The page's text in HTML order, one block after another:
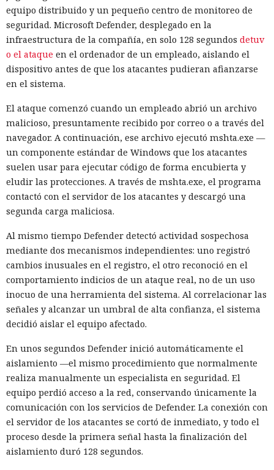
equipo distribuido y un pequeño centro de monitoreo de
seguridad. Microsoft Defender, desplegado en la
infraestructura de la compañía, en solo 128 segundos detuv
o el ataque en el ordenador de un empleado, aislando el
dispositivo antes de que los atacantes pudieran afianzarse
en el sistema.
El ataque comenzó cuando un empleado abrió un archivo
malicioso, presuntamente recibido por correo o a través del
navegador. A continuación, ese archivo ejecutó mshta.exe —
un componente estándar de Windows que los atacantes
suelen usar para ejecutar código de forma encubierta y
eludir las protecciones. A través de mshta.exe, el programa
contactó con el servidor de los atacantes y descargó una
segunda carga maliciosa.
Al mismo tiempo Defender detectó actividad sospechosa
mediante dos mecanismos independientes: uno registró
cambios inusuales en el registro, el otro reconoció en el
comportamiento indicios de un ataque real, no de un uso
inocuo de una herramienta del sistema. Al correlacionar las
señales y alcanzar un umbral de alta confianza, el sistema
decidió aislar el equipo afectado.
En unos segundos Defender inició automáticamente el
aislamiento —el mismo procedimiento que normalmente
realiza manualmente un especialista en seguridad. El
equipo perdió acceso a la red, conservando únicamente la
comunicación con los servicios de Defender. La conexión con
el servidor de los atacantes se cortó de inmediato, y todo el
proceso desde la primera señal hasta la finalización del
aislamiento duró 128 segundos.